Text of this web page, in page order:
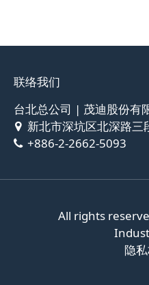
联络我们
台北总公司 | 茂迪股份有
新北市深坑区北深路三
+886-2-2662-5093
All rights
隐